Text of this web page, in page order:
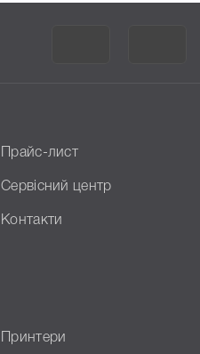
Прайс-лист
Сервісний центр
Контакти
Принтери